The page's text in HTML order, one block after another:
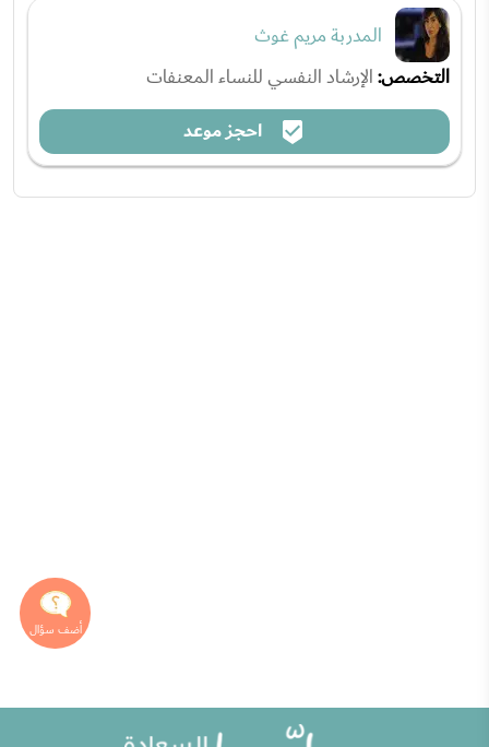
المدربة مريم غوث
التخصص:الإرشاد النفسي للنساء المعنفات
احجز موعد